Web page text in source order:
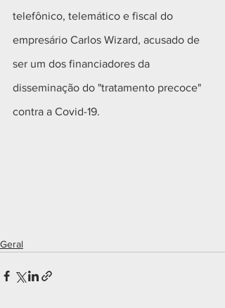
telefônico, telemático e fiscal do
empresário Carlos Wizard, acusado de
ser um dos financiadores da
disseminação do "tratamento precoce"
contra a Covid-19.
Geral